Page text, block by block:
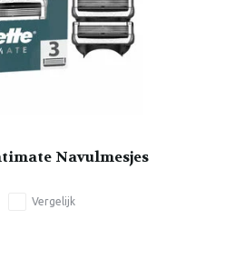
Navulmesjes
Vergelijk